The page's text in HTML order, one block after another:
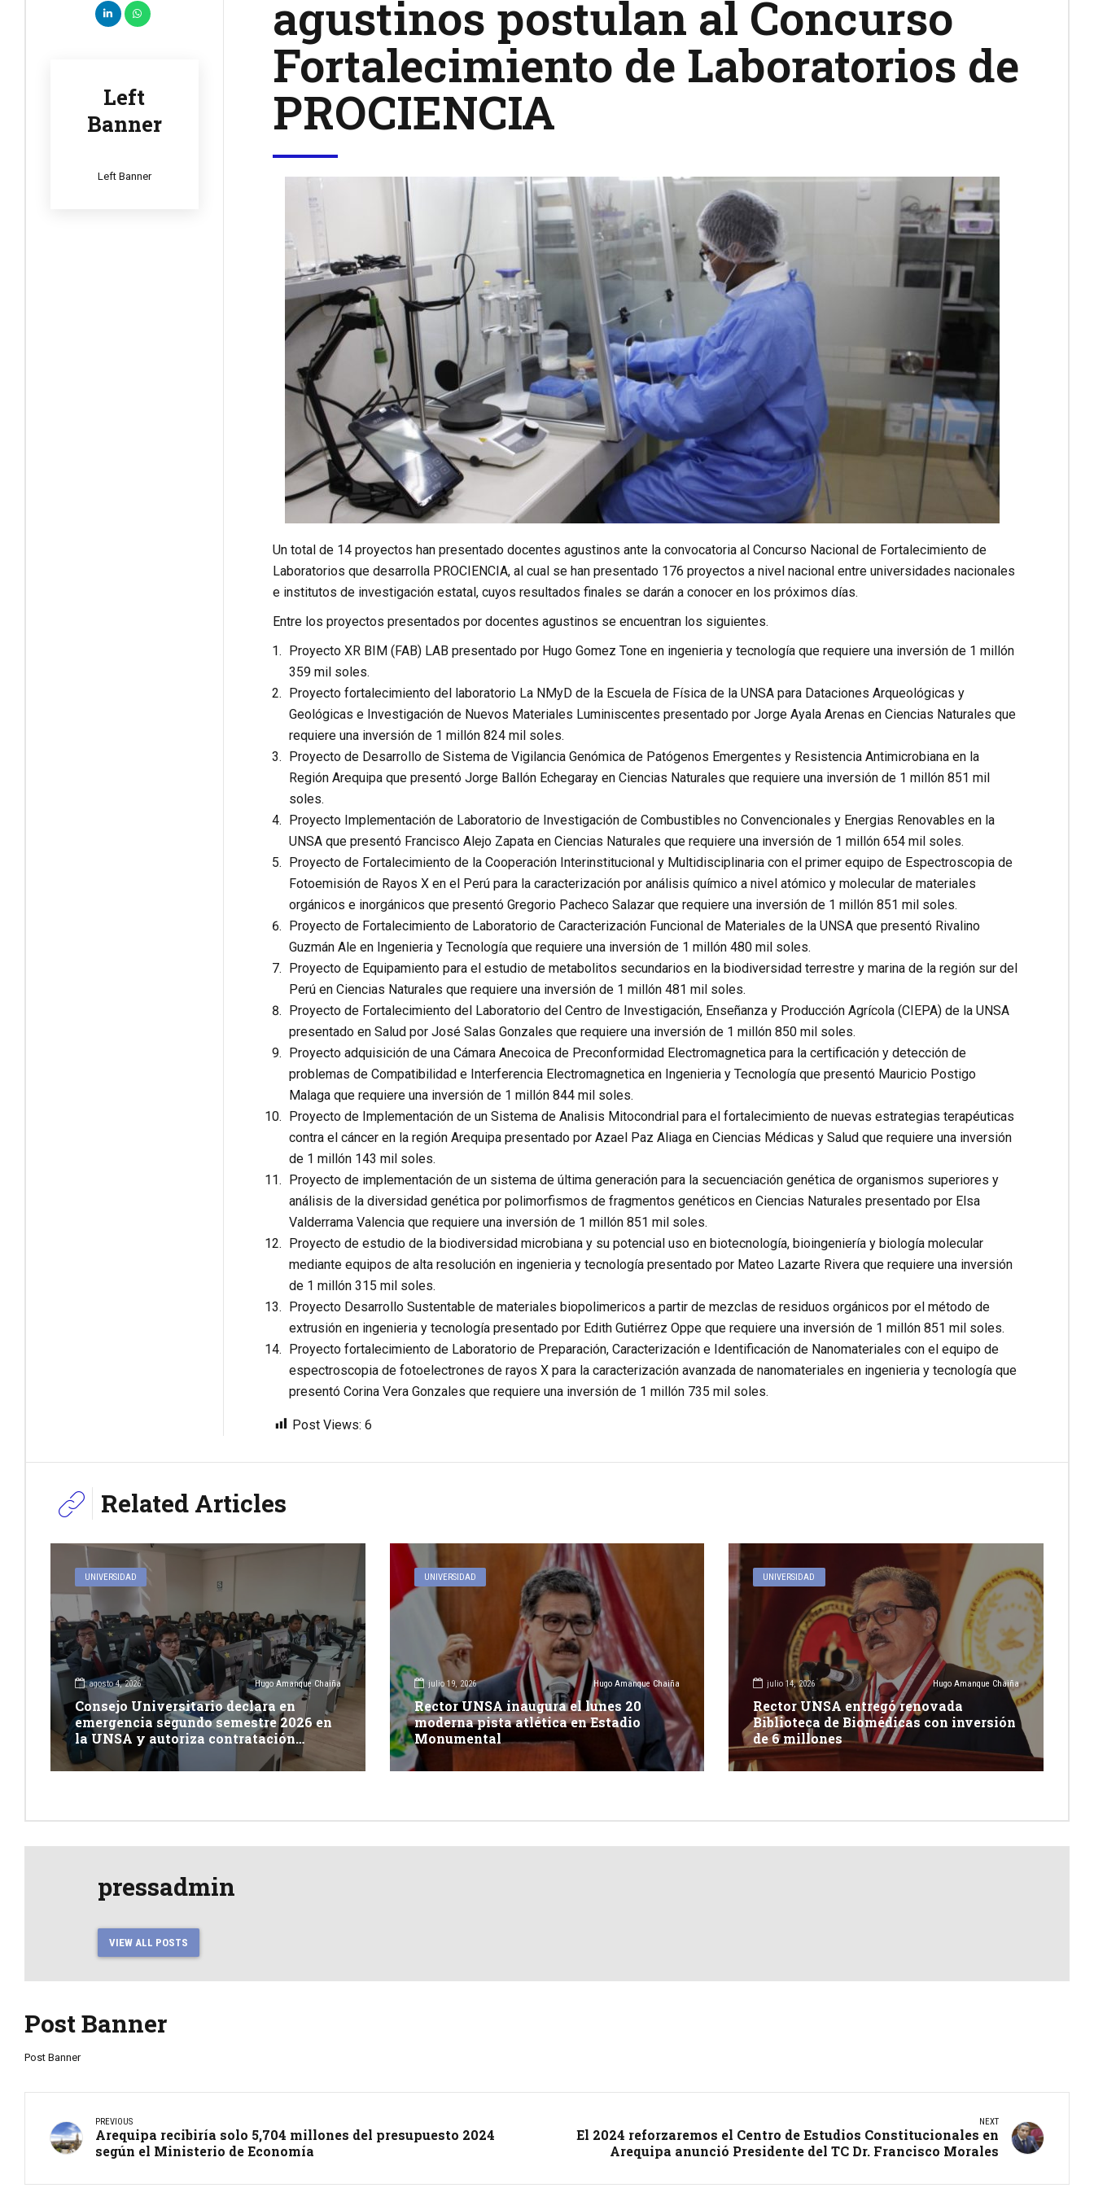
Left
Banner
Left Banner
agustinos postulan al Concurso
Fortalecimiento de Laboratorios de
PROCIENCIA
Un total de 14 proyectos han presentado docentes agustinos ante la convocatoria al Concurso Nacional de Fortalecimiento de
Laboratorios que desarrolla PROCIENCIA, al cual se han presentado 176 proyectos a nivel nacional entre universidades nacionales
e institutos de investigación estatal, cuyos resultados finales se darán a conocer en los próximos días.
Entre los proyectos presentados por docentes agustinos se encuentran los siguientes.
Proyecto XR BIM (FAB) LAB presentado por Hugo Gomez Tone en ingenieria y tecnología que requiere una inversión de 1 millón
359 mil soles.
Proyecto fortalecimiento del laboratorio La NMyD de la Escuela de Física de la UNSA para Dataciones Arqueológicas y
Geológicas e Investigación de Nuevos Materiales Luminiscentes presentado por Jorge Ayala Arenas en Ciencias Naturales que
requiere una inversión de 1 millón 824 mil soles.
Proyecto de Desarrollo de Sistema de Vigilancia Genómica de Patógenos Emergentes y Resistencia Antimicrobiana en la
Región Arequipa que presentó Jorge Ballón Echegaray en Ciencias Naturales que requiere una inversión de 1 millón 851 mil
soles.
Proyecto Implementación de Laboratorio de Investigación de Combustibles no Convencionales y Energias Renovables en la
UNSA que presentó Francisco Alejo Zapata en Ciencias Naturales que requiere una inversión de 1 millón 654 mil soles.
Proyecto de Fortalecimiento de la Cooperación Interinstitucional y Multidisciplinaria con el primer equipo de Espectroscopia de
Fotoemisión de Rayos X en el Perú para la caracterización por análisis químico a nivel atómico y molecular de materiales
orgánicos e inorgánicos que presentó Gregorio Pacheco Salazar que requiere una inversión de 1 millón 851 mil soles.
Proyecto de Fortalecimiento de Laboratorio de Caracterización Funcional de Materiales de la UNSA que presentó Rivalino
Guzmán Ale en Ingenieria y Tecnología que requiere una inversión de 1 millón 480 mil soles.
Proyecto de Equipamiento para el estudio de metabolitos secundarios en la biodiversidad terrestre y marina de la región sur del
Perú en Ciencias Naturales que requiere una inversión de 1 millón 481 mil soles.
Proyecto de Fortalecimiento del Laboratorio del Centro de Investigación, Enseñanza y Producción Agrícola (CIEPA) de la UNSA
presentado en Salud por José Salas Gonzales que requiere una inversión de 1 millón 850 mil soles.
Proyecto adquisición de una Cámara Anecoica de Preconformidad Electromagnetica para la certificación y detección de
problemas de Compatibilidad e Interferencia Electromagnetica en Ingenieria y Tecnología que presentó Mauricio Postigo
Malaga que requiere una inversión de 1 millón 844 mil soles.
Proyecto de Implementación de un Sistema de Analisis Mitocondrial para el fortalecimiento de nuevas estrategias terapéuticas
contra el cáncer en la región Arequipa presentado por Azael Paz Aliaga en Ciencias Médicas y Salud que requiere una inversión
de 1 millón 143 mil soles.
Proyecto de implementación de un sistema de última generación para la secuenciación genética de organismos superiores y
análisis de la diversidad genética por polimorfismos de fragmentos genéticos en Ciencias Naturales presentado por Elsa
Valderrama Valencia que requiere una inversión de 1 millón 851 mil soles.
Proyecto de estudio de la biodiversidad microbiana y su potencial uso en biotecnología, bioingeniería y biología molecular
mediante equipos de alta resolución en ingenieria y tecnología presentado por Mateo Lazarte Rivera que requiere una inversión
de 1 millón 315 mil soles.
Proyecto Desarrollo Sustentable de materiales biopolimericos a partir de mezclas de residuos orgánicos por el método de
extrusión en ingenieria y tecnología presentado por Edith Gutiérrez Oppe que requiere una inversión de 1 millón 851 mil soles.
Proyecto fortalecimiento de Laboratorio de Preparación, Caracterización e Identificación de Nanomateriales con el equipo de
espectroscopia de fotoelectrones de rayos X para la caracterización avanzada de nanomateriales en ingenieria y tecnología que
presentó Corina Vera Gonzales que requiere una inversión de 1 millón 735 mil soles.
Post Views: 6
Related Articles
UNIVERSIDAD
agosto 4, 2026 Hugo Amanque Chaiña
Consejo Universitario declara en
emergencia segundo semestre 2026 en
la UNSA y autoriza contratación
excepcional de docentes
UNIVERSIDAD
julio 19, 2026 Hugo Amanque Chaiña
Rector UNSA inaugura el lunes 20
moderna pista atlética en Estadio
Monumental
UNIVERSIDAD
julio 14, 2026 Hugo Amanque Chaiña
Rector UNSA entregó renovada
Biblioteca de Biomédicas con inversión
de 6 millones
pressadmin
VIEW ALL POSTS
Post Banner
Post Banner
PREVIOUS
Arequipa recibiría solo 5,704 millones del presupuesto 2024
según el Ministerio de Economía
NEXT
El 2024 reforzaremos el Centro de Estudios Constitucionales en
Arequipa anunció Presidente del TC Dr. Francisco Morales